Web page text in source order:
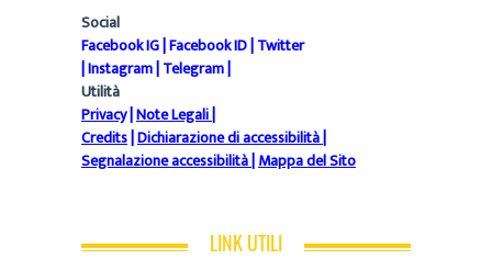
Social
Facebook IG|Facebook ID|Twitter
|Instagram|Telegram|
Utilità
Privacy|Note Legali|
Credits|Dichiarazione di accessibilità|
Segnalazione accessibilità|Mappa del Sito
LINK UTILI